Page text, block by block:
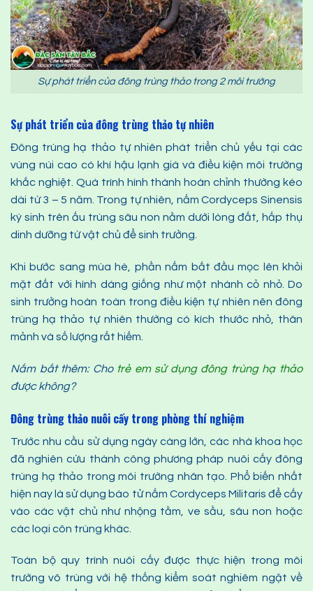
Sự phát triển của đông trùng thảo trong 2 môi trường
Sự phát triển của đông trùng thảo tự nhiên
Đông trùng hạ thảo tự nhiên phát triển chủ yếu tại các
vùng núi cao có khí hậu lạnh giá và điều kiện môi trường
khắc nghiệt. Quá trình hình thành hoàn chỉnh thường kéo
dài từ 3 – 5 năm. Trong tự nhiên, nấm Cordyceps Sinensis
ký sinh trên ấu trùng sâu non nằm dưới lòng đất, hấp thụ
dinh dưỡng từ vật chủ để sinh trưởng.
Khi bước sang mùa hè, phần nấm bắt đầu mọc lên khỏi
mặt đất với hình dáng giống như một nhánh cỏ nhỏ. Do
sinh trưởng hoàn toàn trong điều kiện tự nhiên nên đông
trùng hạ thảo tự nhiên thường có kích thước nhỏ, thân
mảnh và số lượng rất hiếm.
Nắm bắt thêm: Cho trẻ em sử dụng đông trùng hạ thảo
được không?
Đông trùng thảo nuôi cấy trong phòng thí nghiệm
Trước nhu cầu sử dụng ngày càng lớn, các nhà khoa học
đã nghiên cứu thành công phương pháp nuôi cấy đông
trùng hạ thảo trong môi trường nhân tạo. Phổ biến nhất
hiện nay là sử dụng bào tử nấm Cordyceps Militaris để cấy
vào các vật chủ như nhộng tằm, ve sầu, sâu non hoặc
các loại côn trùng khác.
Toàn bộ quy trình nuôi cấy được thực hiện trong môi
trường vô trùng với hệ thống kiểm soát nghiêm ngặt về